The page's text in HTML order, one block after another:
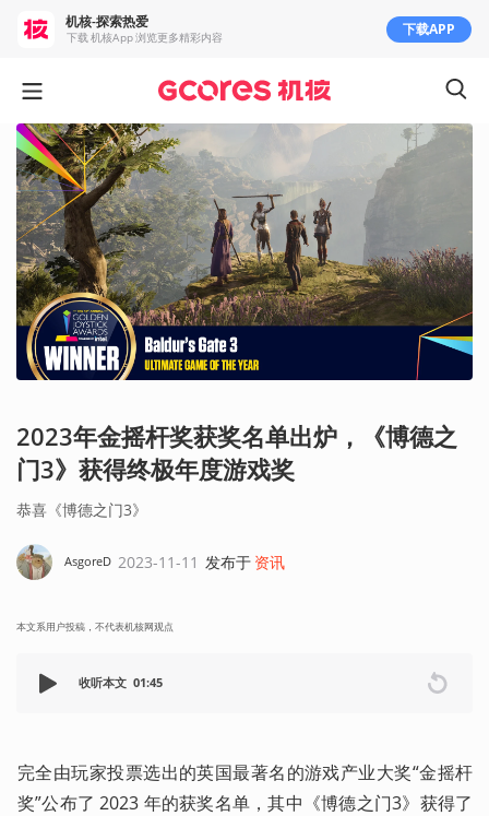
2023年金摇杆奖获奖名单出炉，《博德之
门3》获得终极年度游戏奖
恭喜《博德之门3》
AsgoreD 2023-11-11 发布于 资讯
本文系用户投稿，不代表机核网观点
收听本文 01:45
完全由玩家投票选出的英国最著名的游戏产业大奖“金摇杆
奖”公布了 2023 年的获奖名单，其中《博德之门3》获得了
机核-探索热爱
下载 机核App 浏览更多精彩内容 下载APP